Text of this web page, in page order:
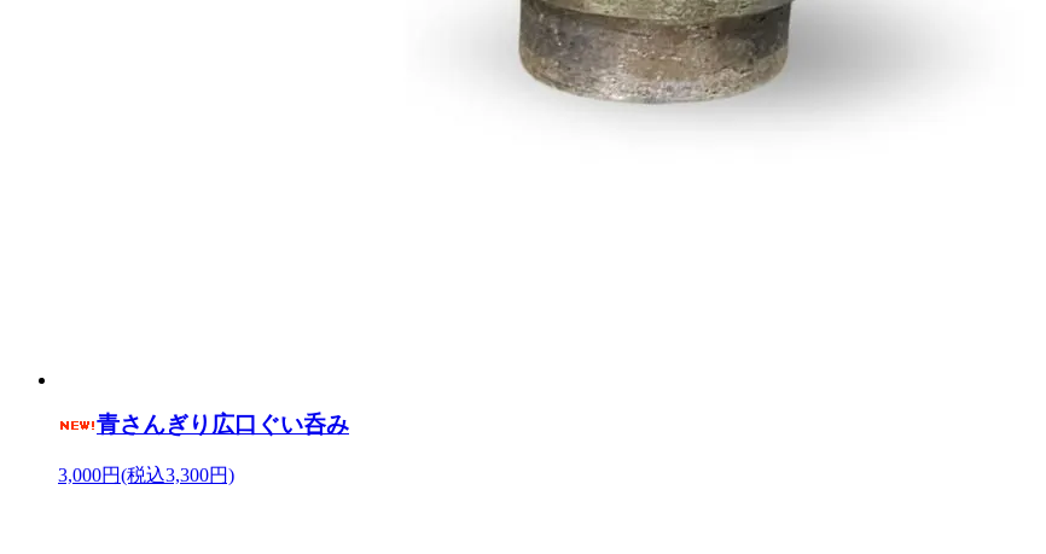
青さんぎり広口ぐい呑み
3,000円(税込3,300円)